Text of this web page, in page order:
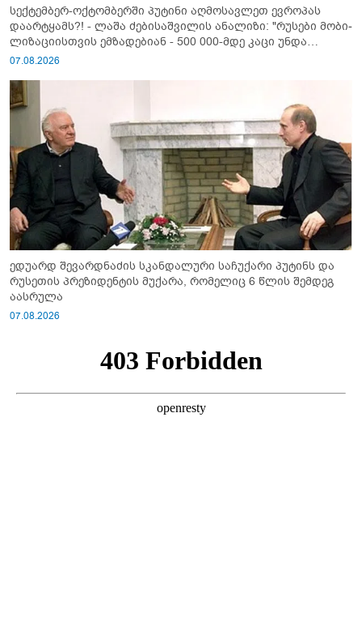
სექტემბერ-ოქტომბერში პუტინი აღმოსავლეთ ევროპას
დაარტყამს?! - ლაშა ძებისაშვილის ანალიზი: "რუსები მობი­
ლიზაციისთვის ემზადებიან - 500 000-მდე კაცი უნდა
გაიწვიონ ომში"
07.08.2026
ედუარდ შევარდნაძის სკანდალური საჩუქარი პუტინს და
რუსეთის პრეზიდენტის მუქარა, რომელიც 6 წლის შემდეგ
აასრულა
07.08.2026